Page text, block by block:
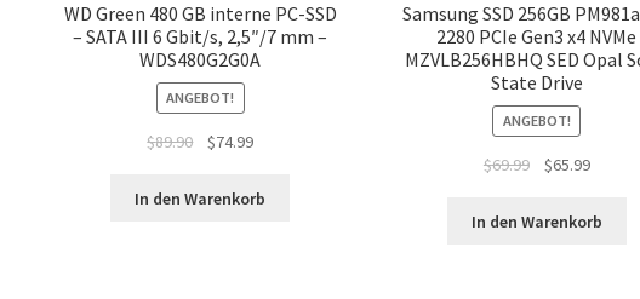
WD Green 480 GB interne PC-SSD
– SATA III 6 Gbit/s, 2,5″/7 mm –
WDS480G2G0A
ANGEBOT!
$89.90
Ursprünglicher
war:
$74.99Aktueller
ist:
In den Warenkorb
Samsung SSD 256GB
2280 PCIe Gen3 x4 NVMe
MZVLB256HBHQ SED Opal
State Drive
ANGEBOT!
$69.99
Ursprünglicher
war:
$65.99
ist:
In den Warenkorb